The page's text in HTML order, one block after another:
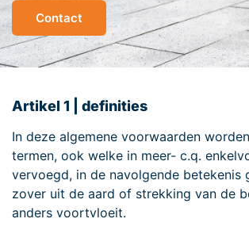
Contact
Artikel 1 | definities
In deze algemene voorwaarden
termen, ook welke in meer- c.q.
vervoegd, in de navolgende betekenis
zover uit de aard of strekking van de
anders voortvloeit.